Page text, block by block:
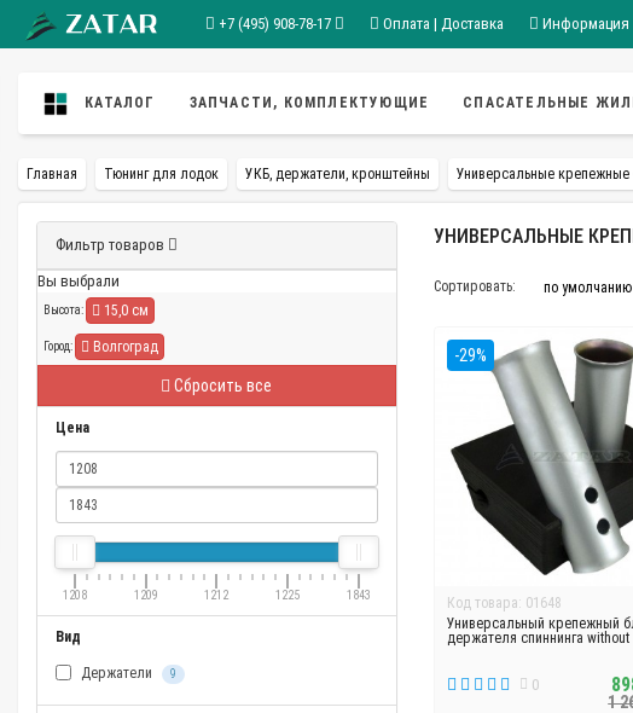
+7 (495) 908-78-17 Оплата | Доставка Информация
КАТАЛОГ ЗАПЧАСТИ, КОМПЛЕКТУЮЩИЕ СПАСАТЕЛЬНЫЕ
Главная Тюнинг для лодок УКБ, держатели, кронштейны Универсальные крепежные
Фильтр товаров
Вы выбрали
Высота: 15,0 см
Город: Волгоград
Сбросить все
Цена
1208 1209 1212 1225 1843
Вид
Держатели 9
УНИВЕРСАЛЬНЫЕ
Сортировать: по умолчанию
-29%
Код товара: 01648
Универсальный крепежный
держателя спиннинга without
0
1